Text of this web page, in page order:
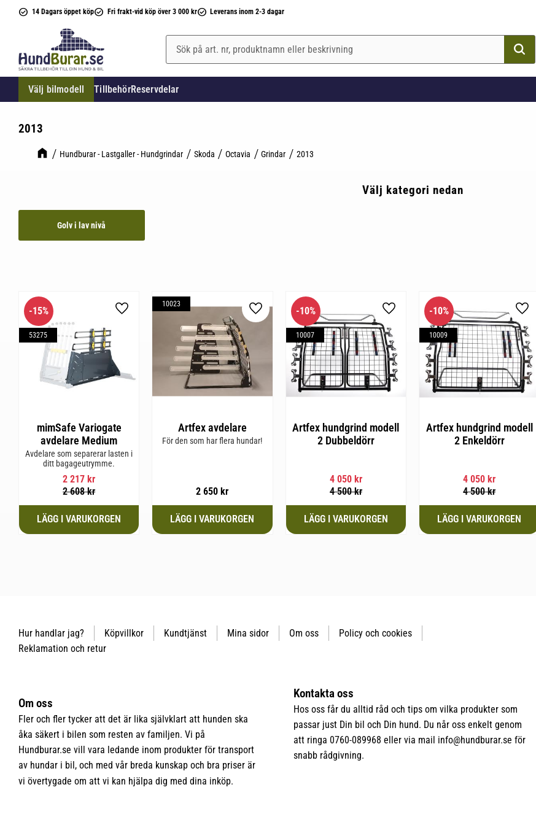
14 Dagars öppet köp Fri frakt-vid köp över 3 000 kr Leverans inom 2-3 dagar
Välj bilmodell TillbehörReservdelar
2013
Hundburar - Lastgaller - Hundgrindar Skoda Octavia Grindar 2013
Välj kategori nedan
Golv i lav nivå
mimSafe Variogate
avdelare Medium
Avdelare som separerar lasten i
ditt bagageutrymme.
2 217 kr
2 608kr
15%
53275
Lägg till i favoriter
Artfex avdelare
För den som har flera hundar!
2 650 kr
10023
Lägg till i favoriter
Artfex hundgrind modell
2 Dubbeldörr
4 050kr
4 500kr
10%
10007
Lägg till i favoriter
Artfex hundgrind modell
2 Enkeldörr
4 050 kr
4 500kr
10%
10009
Hur handlar jag? Köpvillkor Kundtjänst Mina sidor Om oss
Policy och cookies
Reklamation och retur
Om oss
Fler och fler tycker att det är lika självklart att hunden ska
åka säkert i bilen som resten av familjen. Vi på
Hundburar.se vill vara ledande inom produkter för transport
av hundar i bil, och med vår breda kunskap och bra priser är
vi övertygade om att vi kan hjälpa dig med dina inköp.
Kontakta oss
Hos oss får du alltid råd och tips om vilka produkter som
passar just Din bil och Din hund. Du når oss enkelt genom
att ringa 0760-089968 eller via mail info@hundburar.se för
snabb rådgivning.